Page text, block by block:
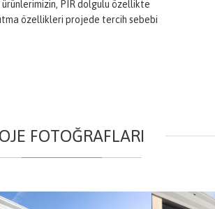
PIR dolgulu özellikte
özellikleri projede tercih sebebi
FOTOĞRAFLARI